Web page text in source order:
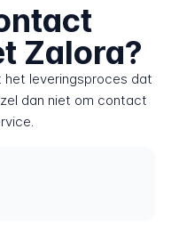
Zalora?
het leveringsproces dat
dan niet om contact